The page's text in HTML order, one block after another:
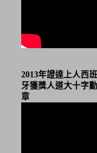
2013年證達上人西班
牙獲獎人道大十字勳
章